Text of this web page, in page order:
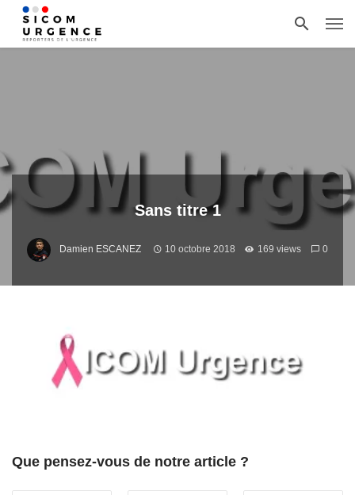
Sans titre 1
Damien ESCANEZ 10 octobre 2018 169 views 0
Que pensez-vous de notre article ?